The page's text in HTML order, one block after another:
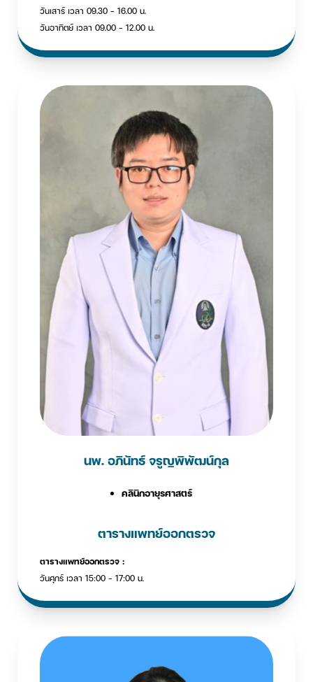
วันเสาร์ เวลา 09.30 - 16.00 น.
วันอาทิตย์ เวลา 09.00 - 12.00 น.
นพ. อภินัทธ์ จรูญพิพัฒน์กุล
คลินิกอายุรศาสตร์
ตารางแพทย์ออกตรวจ
ตารางแพทย์ออกตรวจ :
วันศุกร์ เวลา 15:00 - 17:00 น.